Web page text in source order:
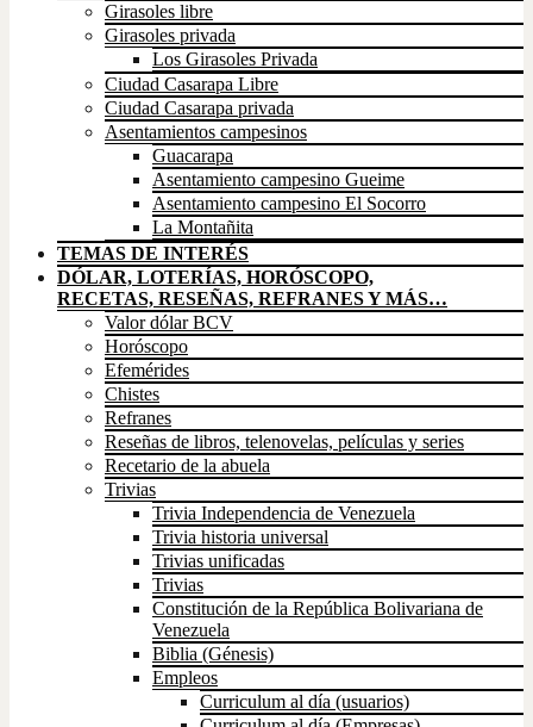
Girasoles libre
Girasoles privada
Los Girasoles Privada
Ciudad Casarapa Libre
Ciudad Casarapa privada
Asentamientos campesinos
Guacarapa
Asentamiento campesino Gueime
Asentamiento campesino El Socorro
La Montañita
TEMAS DE INTERÉS
DÓLAR, LOTERÍAS, HORÓSCOPO,
RECETAS, RESEÑAS, REFRANES Y MÁS…
Valor dólar BCV
Horóscopo
Efemérides
Chistes
Refranes
Reseñas de libros, telenovelas, películas y series
Recetario de la abuela
Trivias
Trivia Independencia de Venezuela
Trivia historia universal
Trivias unificadas
Trivias
Constitución de la República Bolivariana de
Venezuela
Biblia (Génesis)
Empleos
Curriculum al día (usuarios)